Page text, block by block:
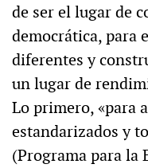
de ser el lugar de
democrática, para
diferentes y
un lugar de
Lo primero, «para
estandarizados y
(Programa para la